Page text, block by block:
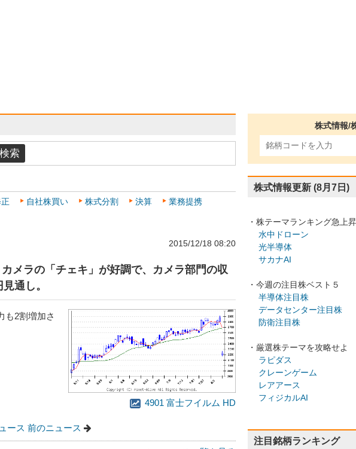
自社株買い 株式分割 決算
業務提携
2015/12/18 08:20
メラの「チェキ」が好調で、カメラ部門の収
通し。
4901 富士フイルム HD
も2割増加さ
ース 前のニュース
株式情報/
株式情報更新 (8月7日)
・株テーマランキング急上昇
水中ドローン
光半導体
サカナAI
・今週の注目株ベスト５
半導体注目株
データセンター注目株
防衛注目株
・厳選株テーマを攻略せよ
ラピダス
クレーンゲーム
レアアース
フィジカルAI
注目銘柄ランキング